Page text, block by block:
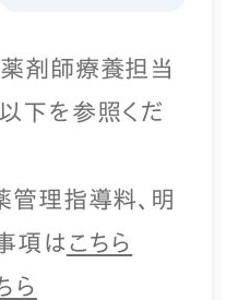
剤師療養担当
下を参照くだ
理指導料、明
項は こちら
ら